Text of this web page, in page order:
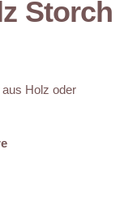
Storch
Holz oder